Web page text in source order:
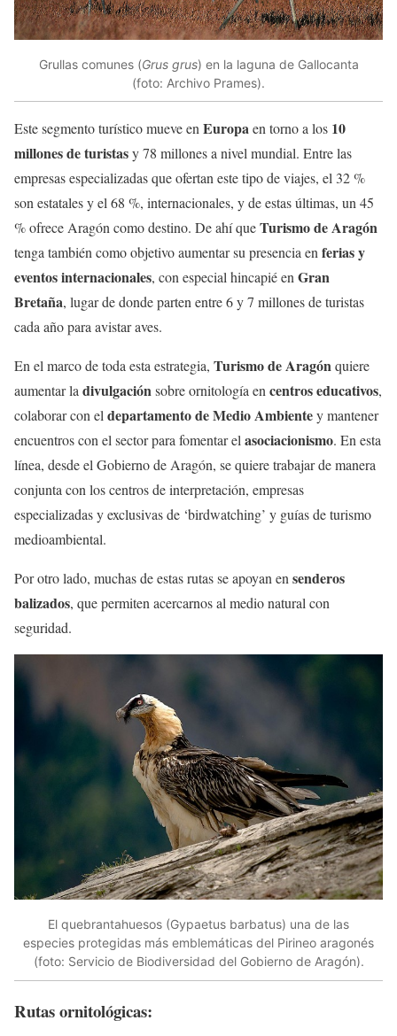
Grullas comunes (Grus grus) en la laguna de Gallocanta
(foto: Archivo Prames).
Este segmento turístico mueve enEuropaen torno a los 10
millones de turistasy 78 millones a nivel mundial. Entre las
empresas especializadas que ofertan este tipo de viajes, el 32 %
son estatales y el 68 %, internacionales, y de estas últimas, un 45
% ofrece Aragón como destino. De ahí queTurismo de Aragón
tenga también como objetivo aumentar su presencia enferias y
eventos internacionales, con especial hincapié enGran
Bretaña, lugar de donde parten entre 6 y 7 millones de turistas
cada año para avistar aves.
En el marco de toda esta estrategia, Turismo de Aragónquiere
aumentar ladivulgaciónsobre ornitología encentros educativos,
colaborar con eldepartamento de Medio Ambientey mantener
encuentros con el sector para fomentar elasociacionismo. En esta
línea, desde el Gobierno de Aragón, se quiere trabajar de manera
conjunta con los centros de interpretación, empresas
especializadas y exclusivas de ‘birdwatching’ y guías de turismo
medioambiental.
Por otro lado, muchas de estas rutas se apoyan ensenderos
balizados, que permiten acercarnos al medio natural con
seguridad.
El quebrantahuesos (Gypaetus barbatus) una de las
especies protegidas más emblemáticas del Pirineo aragonés
(foto: Servicio de Biodiversidad del Gobierno de Aragón).
Rutas ornitológicas: